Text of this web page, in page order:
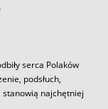
serca Polaków
podsłuch,
najchętniej